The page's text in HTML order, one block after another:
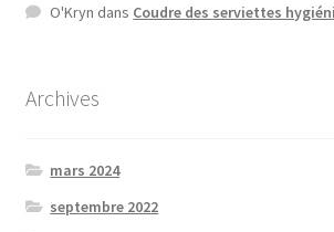
O'Kryn dans Coudre des serviettes
Archives
mars 2024
septembre 2022